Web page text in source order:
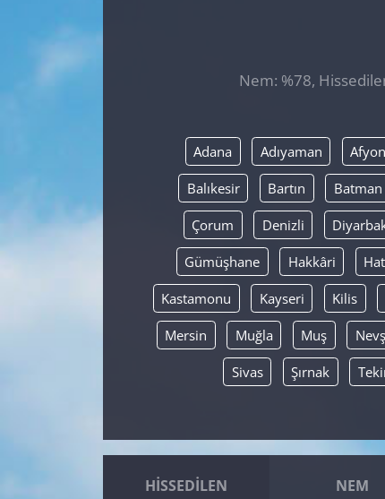
Nem: %78,
Adana Adıyaman
Balıkesir Bartın Batman
Çorum Denizli
Gümüşhane Hakkâri
Kastamonu Kayseri Kilis
Mersin Muğla Muş
Sivas Şırnak
HISSEDILEN NEM
GÜNDEM
POLİTİKA